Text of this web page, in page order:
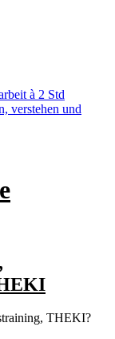
à 2 Std
verstehen und
THEKI?